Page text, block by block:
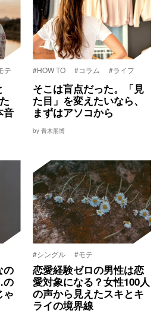
テ
音
#HOW TO #コラム #ライフ
そこは盲点だった。「見
た目」を変えたいなら、
まずはアソコから
by 青木朋博
の
の
ゃ
#シングル #モテ
恋愛経験ゼロの男性は恋
愛対象になる？女性100人
の声から見えたスキとキ
ライの境界線